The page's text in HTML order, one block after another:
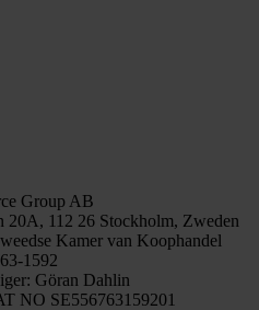
Group AB
20A, 112 26 Stockholm, Zweden
Kamer van Koophandel
1592
Göran Dahlin
NO SE556763159201